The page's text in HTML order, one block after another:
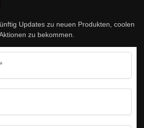
Updates zu neuen Produkten, coolen
zu bekommen.